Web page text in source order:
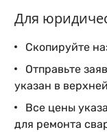
Для
Скопируйте
Отправьте
указан в
Все цены
для ремонта